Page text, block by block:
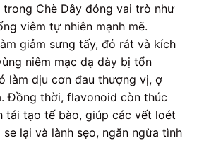
trong Chè Dây đóng vai trò như
viêm tự nhiên mạnh mẽ.
giảm sưng tấy, đỏ rát và kích
niêm mạc dạ dày bị tổn
làm dịu cơn đau thượng vị, ợ
Đồng thời, flavonoid còn thúc
tái tạo tế bào, giúp các vết loét
se lại và lành sẹo, ngăn ngừa tình